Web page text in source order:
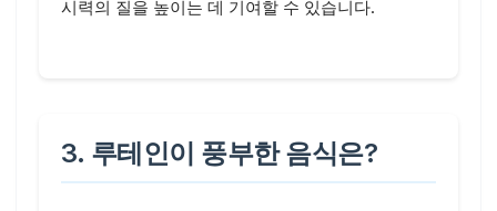
시력의 질을 높이는 데 기여할 수 있습니다.
3. 루테인이 풍부한 음식은?